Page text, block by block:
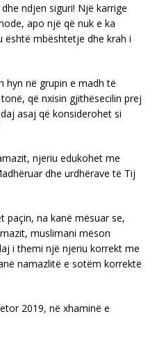
ndjen siguri! Një karrige
apo një që nuk e ka
është mbështetje dhe krah i
hyn në grupin e madh të
që nxisin gjithësecilin prej
asaj që konsiderohet si
njeriu edukohet me
dhe urdhërave të Tij
paçin, na kanë mësuar se,
muslimani mëson
i themi një njeriu korrekt me
namazlitë e sotëm korrektë
2019, në xhaminë e